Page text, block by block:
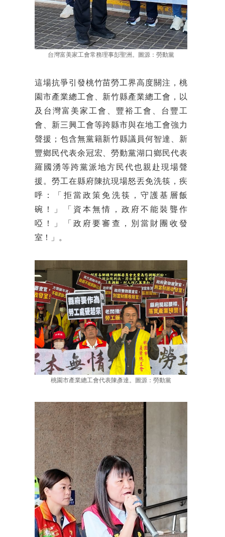
台灣富美家工會常務理事彭聖洲。圖源：勞動黨
這場抗爭引發桃竹苗勞工界高度關注，桃
園市產業總工會、新竹縣產業總工會，以
及台灣富美家工會、豐裕工會、台豐工
會、新三興工會等跨縣市與在地工會強力
聲援；包含無黨籍新竹縣議員何智達、新
豐鄉民代表余冠宏、勞動黨湖口鄉民代表
羅國湧等跨黨派地方民代也親赴現場聲
援。勞工在縣府陳抗現場怒丟免洗筷，疾
呼：「拒當政策免洗筷，守護基層飯
碗！」「資本無情，政府不能裝聾作
啞！」「政府要審查，別當財團收發
室！」。
桃園市產業總工會代表陳彥達。圖源：勞動黨